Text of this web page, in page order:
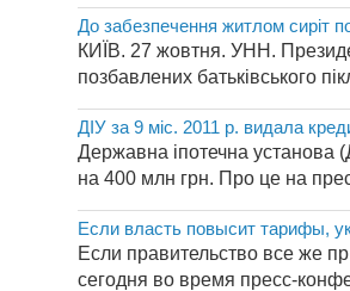
До забезпечення житлом сиріт
КИЇВ. 27 жовтня. УНН.
позбавлених батьківського
ДІУ за 9 міс. 2011 р. видала
Державна іпотечна установа
на 400 млн грн. Про це на
Если власть повысит тарифы,
Если правительство все же
сегодня во время пресс-